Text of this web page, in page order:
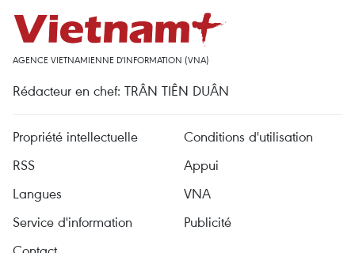
AGENCE VIETNAMIENNE D'INFORMATION (VNA)
Rédacteur en chef: TRÂN TIÊN DUÂN
Propriété intellectuelle
Conditions d'utilisation
RSS
Appui
Langues
VNA
Service d'information
Publicité